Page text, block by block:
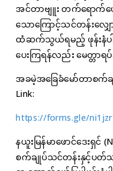
အင်တာဗျူး တက်ရောက်ပ
သောကြောင့်သင်တန်းလျှ
ထံဆက်သွယ်ရမည့် ဖုန်းနံပ
ပေးကြရန်လည်း မေတ္တာ
အခမဲ့အခြေခံမော်တာစက်
Link:
https://forms.gle/
နယူးမြန်မာဖောင်ဒေးရှင်
စက်ချုပ်သင်တန်းနှင့်ပတ်